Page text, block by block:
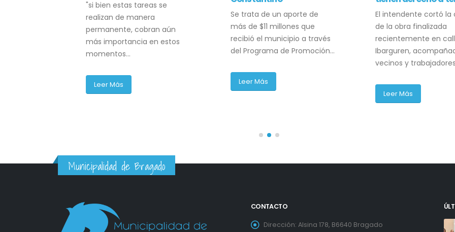
"si bien estas tareas se
realizan de manera
permanente, cobran aún
más importancia en estos
momentos...
Leer Más
Se trata de un aporte de
más de $11 millones que
recibió el municipio a través
del Programa de Promoción...
Leer Más
El intendente cortó la
de la obra finalizada
recientemente en
Ibarguren,
vecinos y
Leer Más
Municipalidad de Bragado
CONTACTO
Dirección: Alsina 178, B6640 Bragado
Con un amplio abanico de propuestas, se
Con la inauguración de un nuevo SUM, se